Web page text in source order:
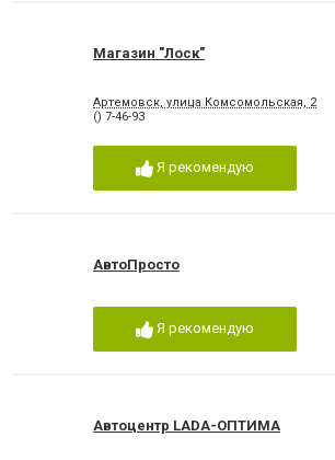
Магазин "Лоск"
Артемовск, улица Комсомольская, 2
() 7-46-93
Я рекомендую
АвтоПросто
Я рекомендую
Автоцентр LADA-ОПТИМА